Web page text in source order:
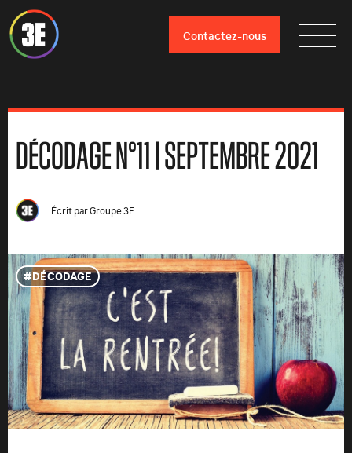
Contactez-nous
DÉCODAGE N°11 | SEPTEMBRE 2021
Écrit parGroupe 3E
DÉCODAGE